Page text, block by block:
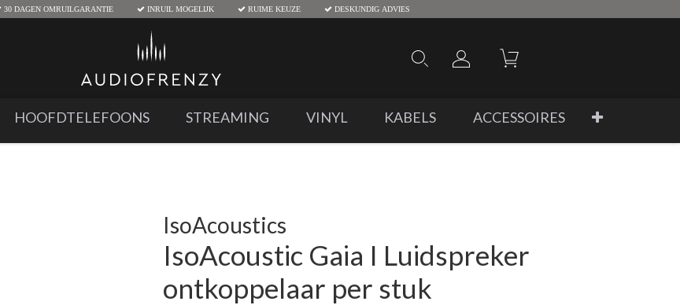
30 DAGEN OMRUILGARANTIE INRUIL MOGELIJK RUIME KEUZE DESKUNDIG ADVIES
HOOFDTELEFOONS STREAMING VINYL KABELS ACCESSOIRES
IsoAcoustics
IsoAcoustic Gaia I Luidspreker
ontkoppelaar per stuk